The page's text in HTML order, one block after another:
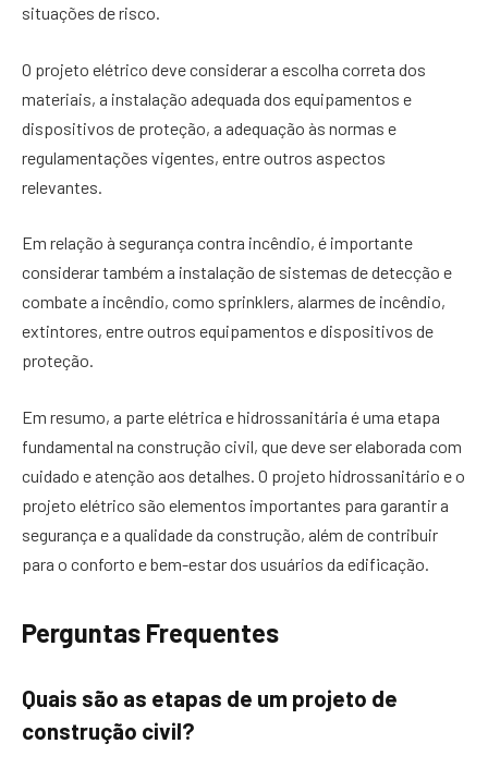
situações de risco.
O projeto elétrico deve considerar a escolha correta dos
materiais, a instalação adequada dos equipamentos e
dispositivos de proteção, a adequação às normas e
regulamentações vigentes, entre outros aspectos
relevantes.
Em relação à segurança contra incêndio, é importante
considerar também a instalação de sistemas de detecção e
combate a incêndio, como sprinklers, alarmes de incêndio,
extintores, entre outros equipamentos e dispositivos de
proteção.
Em resumo, a parte elétrica e hidrossanitária é uma etapa
fundamental na construção civil, que deve ser elaborada com
cuidado e atenção aos detalhes. O projeto hidrossanitário e o
projeto elétrico são elementos importantes para garantir a
segurança e a qualidade da construção, além de contribuir
para o conforto e bem-estar dos usuários da edificação.
Perguntas Frequentes
Quais são as etapas de um projeto de
construção civil?